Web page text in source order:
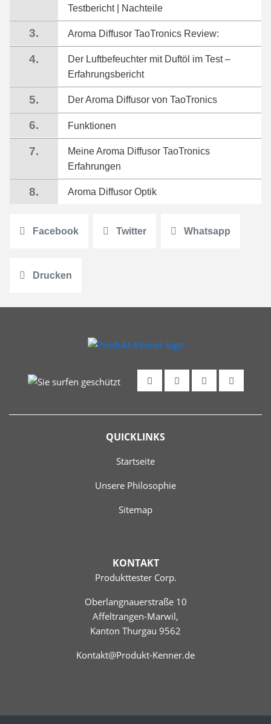
Testbericht | Nachteile
3. Aroma Diffusor TaoTronics Review:
4.
Der Luftbefeuchter mit Duftöl im Test –
Erfahrungsbericht
5. Der Aroma Diffusor von TaoTronics
6. Funktionen
7.
Meine Aroma Diffusor TaoTronics
Erfahrungen
8. Aroma Diffusor Optik
Facebook Twitter Whatsapp
Drucken
QUICKLINKS
Startseite
Unsere Philosophie
Sitemap
KONTAKT
Produkttester Corp.
Oberlangnauerstraße 10
Affeltrangen-Marwil,
Kanton Thurgau 9562
Kontakt@Produkt-Kenner.de